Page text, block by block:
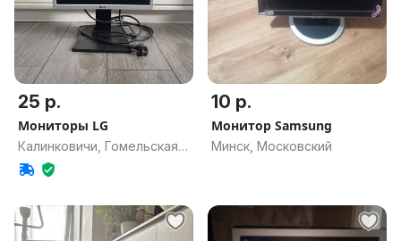
25 р.
Мониторы LG
Калинковичи, Гомельская
обл.
10 р.
Монитор Samsung
Минск, Московский